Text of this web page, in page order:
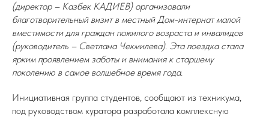
(директор – Казбек КАДИЕВ) организовали
благотворительный визит в местный Дом-интернат малой
вместимости для граждан пожилого возраста и инвалидов
(руководитель – Светлана Чекмилева). Эта поездка стала
ярким проявлением заботы и внимания к старшему
поколению в самое волшебное время года.
Инициативная группа студентов, сообщают из техникума,
под руководством куратора разработала комплексную